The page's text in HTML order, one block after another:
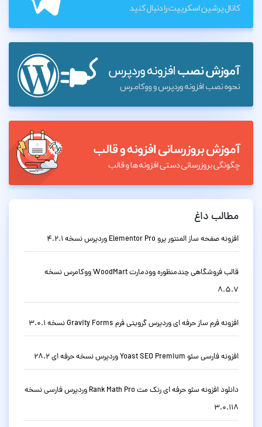
مطالب داغ
افزونه صفحه ساز المنتور پرو Elementor Pro وردپرس نسخه 4.2.1
قالب فروشگاهی چندمنظوره وودمارت WoodMart ووکامرس نسخه
8.5.7
افزونه فرم ساز حرفه ای وردپرس گرویتی فرم Gravity Forms نسخه 3.0.1
افزونه فارسی سئو Yoast SEO Premium وردپرس نسخه حرفه ای 28.2
دانلود افزونه سئو حرفه ای رنک مث Rank Math Pro وردپرس فارسی نسخه
3.0.118